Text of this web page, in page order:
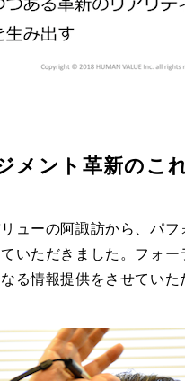
メント革新のこ
ューの阿諏訪から、パ
いただきました。フォ
る情報提供をさせていた